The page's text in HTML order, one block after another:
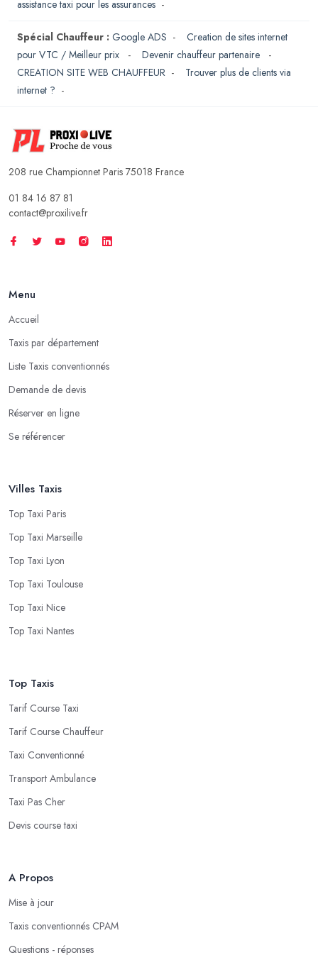
assistance taxi pour les assurances -
Spécial Chauffeur : Google ADS - Creation de sites internet
pour VTC / Meilleur prix
- Devenir chauffeur partenaire
-
CREATION SITE WEB CHAUFFEUR - Trouver plus de clients via
internet ? -
208 rue Championnet Paris 75018 France
01 84 16 87 81
contact@proxilive.fr
Menu
Accueil
Taxis par département
Liste Taxis conventionnés
Demande de devis
Réserver en ligne
Se référencer
Villes Taxis
Top Taxi Paris
Top Taxi Marseille
Top Taxi Lyon
Top Taxi Toulouse
Top Taxi Nice
Top Taxi Nantes
Top Taxis
Tarif Course Taxi
Tarif Course Chauffeur
Taxi Conventionné
Transport Ambulance
Taxi Pas Cher
Devis course taxi
A Propos
Mise à jour
Taxis conventionnés CPAM
Questions - réponses